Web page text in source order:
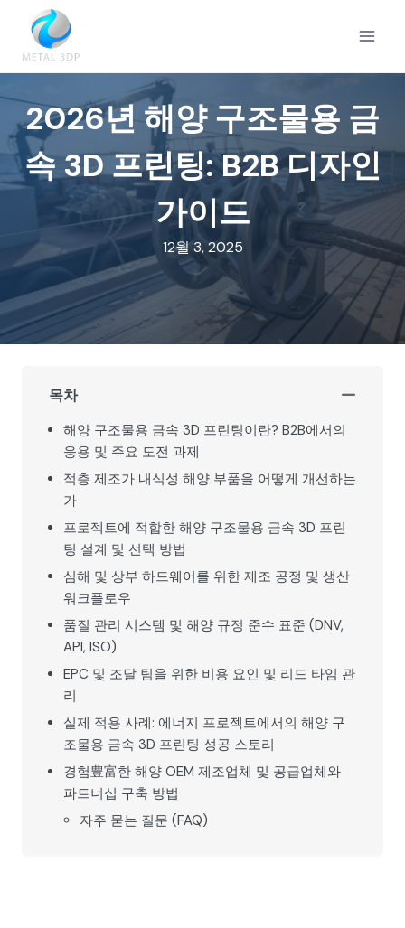
content
2026년 해양 구조물용 금
속 3D 프린팅: B2B 디자인
가이드
12월 3, 2025
목차
해양 구조물용 금속 3D 프린팅이란? B2B에서의
응용 및 주요 도전 과제
적층 제조가 내식성 해양 부품을 어떻게 개선하는
가
프로젝트에 적합한 해양 구조물용 금속 3D 프린
팅 설계 및 선택 방법
심해 및 상부 하드웨어를 위한 제조 공정 및 생산
워크플로우
품질 관리 시스템 및 해양 규정 준수 표준 (DNV,
API, ISO)
EPC 및 조달 팀을 위한 비용 요인 및 리드 타임 관
리
실제 적용 사례: 에너지 프로젝트에서의 해양 구
조물용 금속 3D 프린팅 성공 스토리
경험豊富한 해양 OEM 제조업체 및 공급업체와
파트너십 구축 방법
자주 묻는 질문 (FAQ)